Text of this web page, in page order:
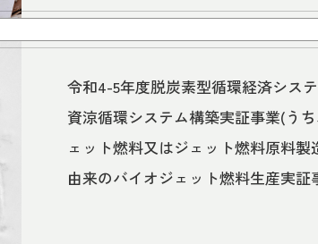
令和4-5年度脱炭素型循環経済シス
資涼循環システム構築実証事業(う
ェット燃料又はジェット燃料原料
由来のバイオジェット燃料生産実証